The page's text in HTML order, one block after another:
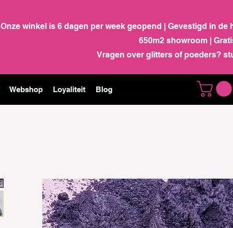
Webshop Loyaliteit Blog
Onze winkel is 6 dagen per week geopend | Gevestigd in
650m2 showroom |
Vragen over glitters of poeders?